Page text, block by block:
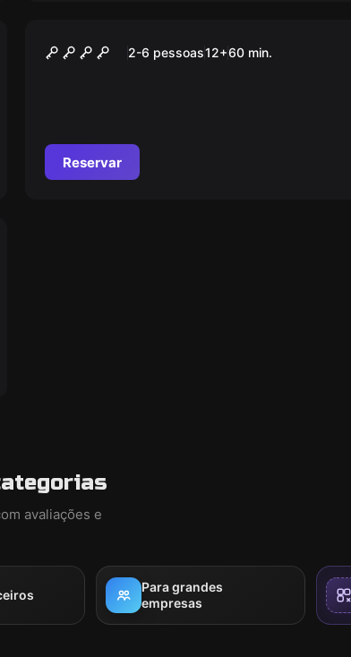
Máfia Run2-6 pessoas12+60 min.
Reservar
avaliações e
Para grandes
empresas